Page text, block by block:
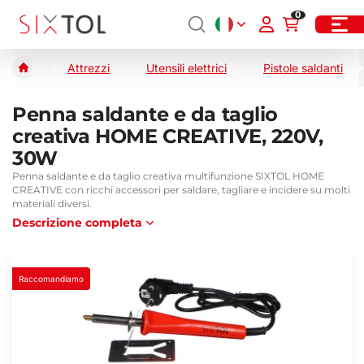
0
Attrezzi Utensili elettrici Pistole saldanti
Penna saldante e da taglio
creativa HOME CREATIVE, 220V,
30W
Penna saldante e da taglio creativa multifunzione SIXTOL HOME
CREATIVE con ricchi accessori per saldare, tagliare e incidere su molti
materiali diversi.
Descrizione completa
Raccomandiamo